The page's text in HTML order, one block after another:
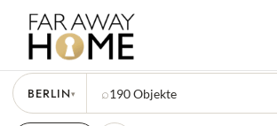
BERLIN▾ ⌕190Objekte